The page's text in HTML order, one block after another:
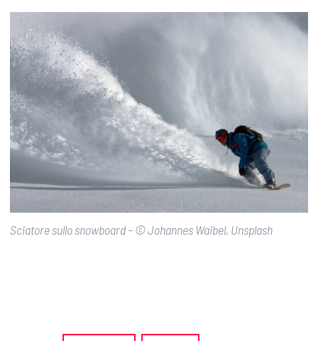
Sciatore sullo snowboard – © Johannes Waibel, Unsplash